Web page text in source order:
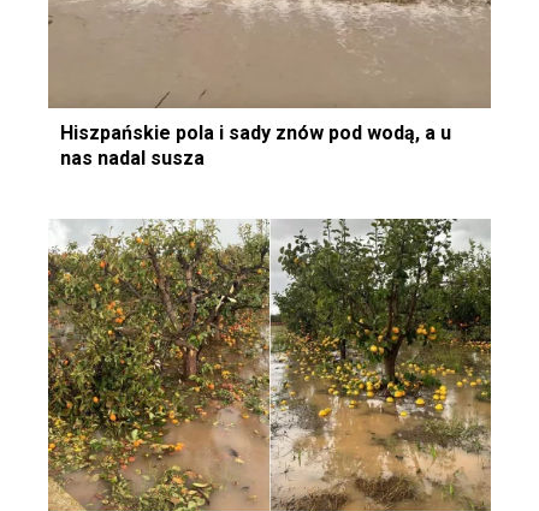
Hiszpańskie pola i sady znów pod wodą, a u
nas nadal susza